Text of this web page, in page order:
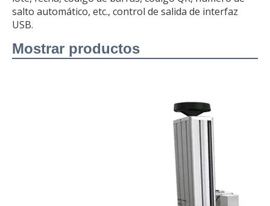
salto automático, etc., control de salida de interfaz
USB.
Mostrar productos